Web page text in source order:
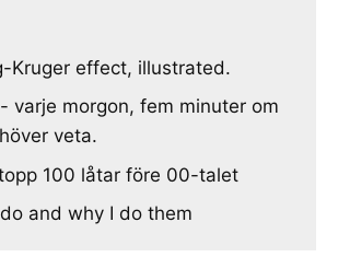
Kruger effect, illustrated.
varje morgon, fem minuter om
veta.
100 låtar före 00-talet
and why I do them